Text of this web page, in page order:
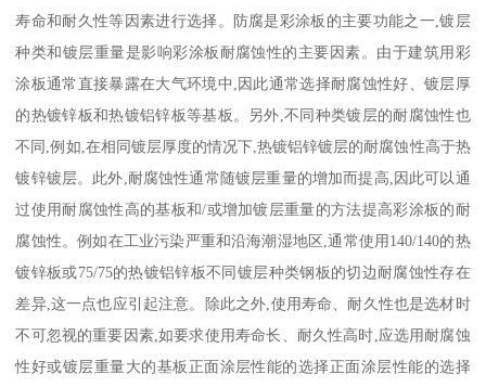
寿命和耐久性等因素进行选择。防腐是彩涂板的主要功能之一,镀层
种类和镀层重量是影响彩涂板耐腐蚀性的主要因素。由于建筑用彩
涂板通常直接暴露在大气环境中,因此通常选择耐腐蚀性好、镀层厚
的热镀锌板和热镀铝锌板等基板。另外,不同种类镀层的耐腐蚀性也
不同,例如,在相同镀层厚度的情况下,热镀铝锌镀层的耐腐蚀性高于热
镀锌镀层。此外,耐腐蚀性通常随镀层重量的增加而提高,因此可以通
过使用耐腐蚀性高的基板和/或增加镀层重量的方法提高彩涂板的耐
腐蚀性。例如在工业污染严重和沿海潮湿地区,通常使用140/140的热
镀锌板或75/75的热镀铝锌板不同镀层种类钢板的切边耐腐蚀性存在
差异,这一点也应引起注意。除此之外,使用寿命、耐久性也是选材时
不可忽视的重要因素,如要求使用寿命长、耐久性高时,应选用耐腐蚀
性好或镀层重量大的基板正面涂层性能的选择正面涂层性能的选择